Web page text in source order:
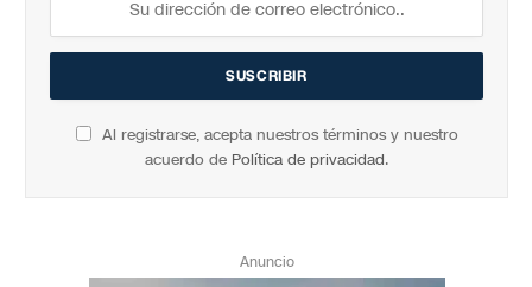
Al registrarse, acepta nuestros términos y nuestro
acuerdo de Política de privacidad.
Anuncio